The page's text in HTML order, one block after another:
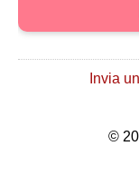
Invia
©